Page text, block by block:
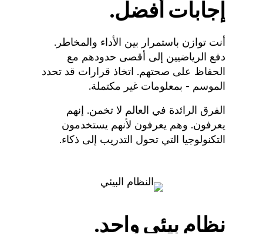
إجابات أفضل.
أنت توازن باستمرار بين الأداء والمخاطر.
دفع الرياضيين إلى أقصى حدودهم مع
الحفاظ على صحتهم. اتخاذ قرارات قد تحدد
الموسم - بمعلومات غير مكتملة.
الفرق الرائدة في العالم لا تخمن. إنهم
يعرفون. وهم يعرفون لأنهم يستخدمون
التكنولوجيا التي تحول التدريب إلى ذكاء.
نظام بيئي واحد.